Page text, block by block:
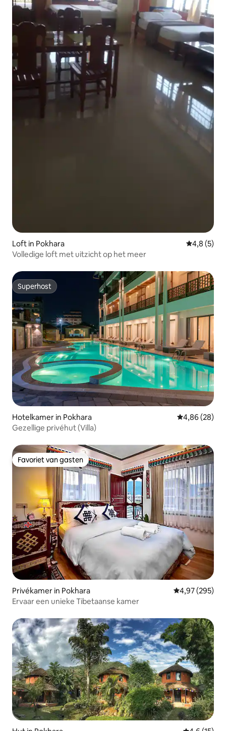
Loft in Pokhara
4,8 (5)
Volledige loft met uitzicht op het meer
Superhost
Superhost
Hotelkamer in Pokhara Gemiddelde
4,86 (28)
Gezellige privéhut (Villa)
Favoriet van gasten
Favoriet van gasten
Privékamer in Pokhara Gemiddelde
4,97 (295)
Ervaar een unieke Tibetaanse kamer